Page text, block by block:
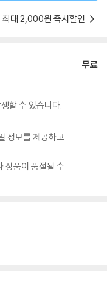
최대 2,000원 즉시할인
무료
할 수 있습니다.
정보를 제공하고
상품이 품절될 수